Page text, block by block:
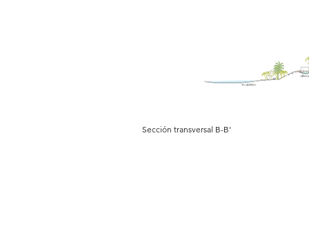
Sección transversal B-B'